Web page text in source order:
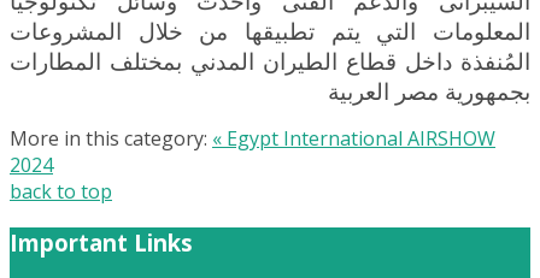
المعلومات التي يتم تطبيقها من خلال المشروعات
المُنفذة داخل قطاع الطيران المدني بمختلف المطارات
بجمهورية مصر العربية
More in this category: « Egypt International AIRSHOW
2024
back to top
Important Links